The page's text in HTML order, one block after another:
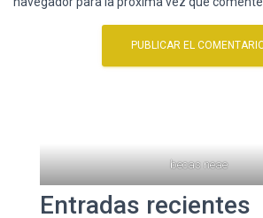
becas neae
Entradas recientes